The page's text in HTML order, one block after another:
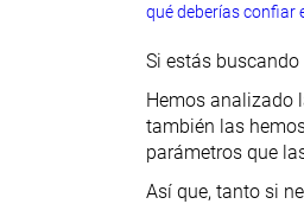
qué deberías confiar
Si estás
Hemos analizado
también las
parámetros que
Así que, tanto si